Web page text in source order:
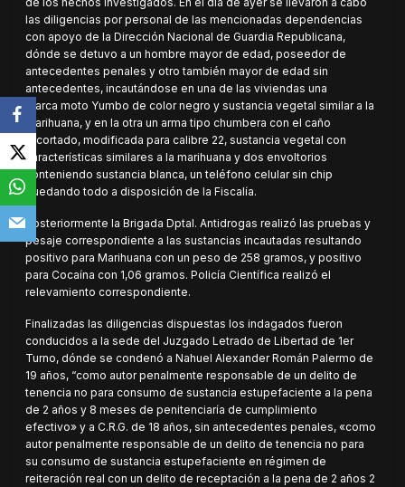
las diligencias por personal de las mencionadas dependencias
con apoyo de la Dirección Nacional de Guardia Republicana,
dónde se detuvo a un hombre mayor de edad, poseedor de
antecedentes penales y otro también mayor de edad sin
antecedentes, incautándose en una de las viviendas una
marca moto Yumbo de color negro y sustancia vegetal similar a la
marihuana, y en la otra un arma tipo chumbera con el caño
recortado, modificada para calibre 22, sustancia vegetal con
características similares a la marihuana y dos envoltorios
conteniendo sustancia blanca, un teléfono celular sin chip
quedando todo a disposición de la Fiscalía.
Posteriormente la Brigada Dptal. Antidrogas realizó las pruebas y
pesaje correspondiente a las sustancias incautadas resultando
positivo para Marihuana con un peso de 258 gramos, y positivo
para Cocaína con 1,06 gramos. Policía Científica realizó el
relevamiento correspondiente.
Finalizadas las diligencias dispuestas los indagados fueron
conducidos a la sede del Juzgado Letrado de Libertad de 1er
Turno, dónde se condenó a Nahuel Alexander Román Palermo de
19 años, “como autor penalmente responsable de un delito de
tenencia no para consumo de sustancia estupefaciente a la pena
de 2 años y 8 meses de penitenciaría de cumplimiento
efectivo» y a C.R.G. de 18 años, sin antecedentes penales, «como
autor penalmente responsable de un delito de tenencia no para
su consumo de sustancia estupefaciente en régimen de
reiteración real con un delito de receptación a la pena de 2 años 2